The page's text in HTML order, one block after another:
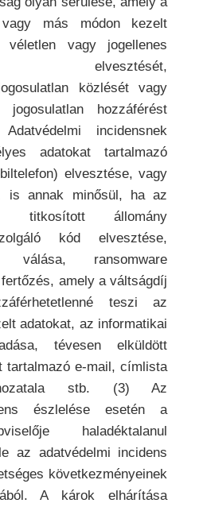
más módon kezelt
véletlen vagy jogellenes
elvesztését,
közlését vagy
hozzáférést
incidensnek
adatokat tartalmazó
elvesztése, vagy
is annak minősül, ha az
titkosított állomány
kód elvesztése,
válása, ransomware
amely a váltságdíj
teszi az
adatokat, az informatikai
tévesen elküldött
tartalmazó e-mail, címlista
hozatala stb. (3) Az
észlelése esetén a
haladéktalanul
az adatvédelmi incidens
következményeinek
A károk elhárítása